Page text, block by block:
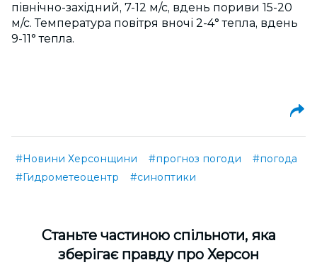
північно-західний, 7-12 м/с, вдень пориви 15-20
м/с. Температура повітря вночі 2-4° тепла, вдень
9-11° тепла.
#Новини Херсонщини #прогноз погоди
#погода
#Гидрометеоцентр
#синоптики
Cтаньте частиною спільноти, яка
зберігає правду про Херсон